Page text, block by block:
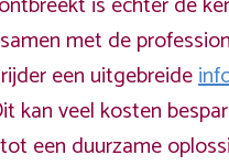
met de
een uitgebreide
kan veel kosten
een duurzame